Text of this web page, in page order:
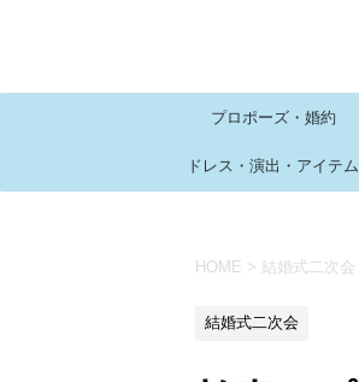
プロポーズ・婚約
ドレス・演出・アイテム
HOME > 結婚式二次会
結婚式二次会